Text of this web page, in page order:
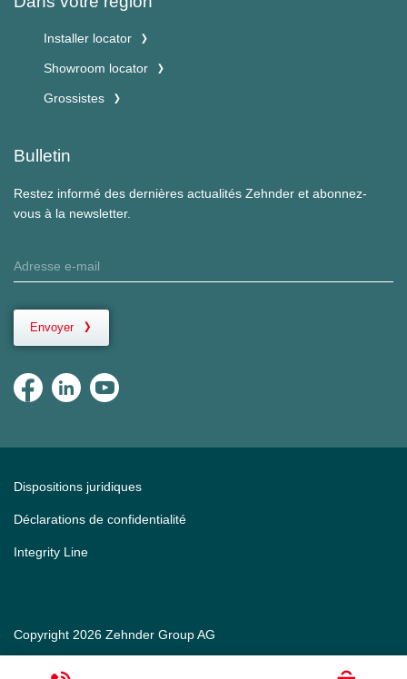
Installer locator
Showroom locator
Grossistes
Bulletin
Restez informé des dernières actualités Zehnder et abonnez-
vous à la newsletter.
Envoyer
Copyright 2026 Zehnder Group AG
Dispositions juridiques
Déclarations de confidentialité
Integrity Line